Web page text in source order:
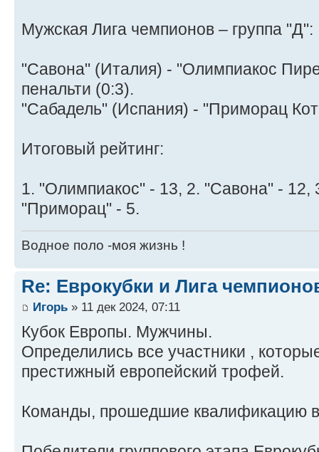
Мужская Лига чемпионов – группа "Д":
"Савона" (Италия) - "Олимпиакос
пенальти (0:3).
"Сабадель" (Испания) - "Приморац
Итоговый рейтинг:
1. "Олимпиакос" - 13, 2. "Савона" - 12,
"Приморац" - 5.
Водное поло -моя жизнь !
Re: Еврокубки и Лига
Игорь » 11 дек 2024, 07:11
Кубок Европы. Мужчины.
Определились все участники ,
престижный европейский трофей.
Команды, прошедшие квалификацию